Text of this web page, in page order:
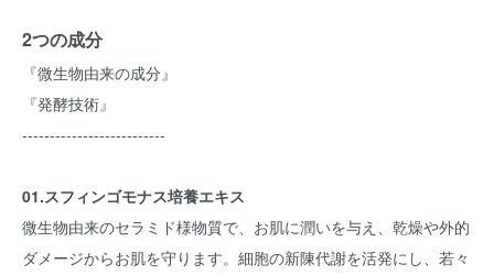
2つの成分
『微生物由来の成分』
『発酵技術』
--------------------------
01.スフィンゴモナス培養エキス
微生物由来のセラミド様物質で、お肌に潤いを与え、乾燥や外的
ダメージからお肌を守ります。細胞の新陳代謝を活発にし、若々